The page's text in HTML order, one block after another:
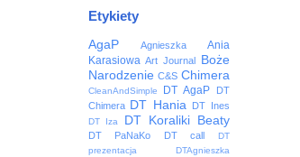
Etykiety
AgaP Agnieszka
Ania
Karasiowa Art Journal
Boże
Narodzenie C&S Chimera
CleanAndSimple DT AgaP
DT
Chimera DT Hania DT Ines
DT Iza DT Koraliki Beaty
DT PaNaKo DT call
DT
prezentacja
DTAgnieszka